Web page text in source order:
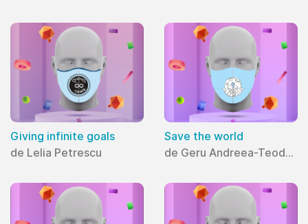
Giving infinite goals
de Lelia Petrescu
Save the world
de Geru Andreea-Teodora